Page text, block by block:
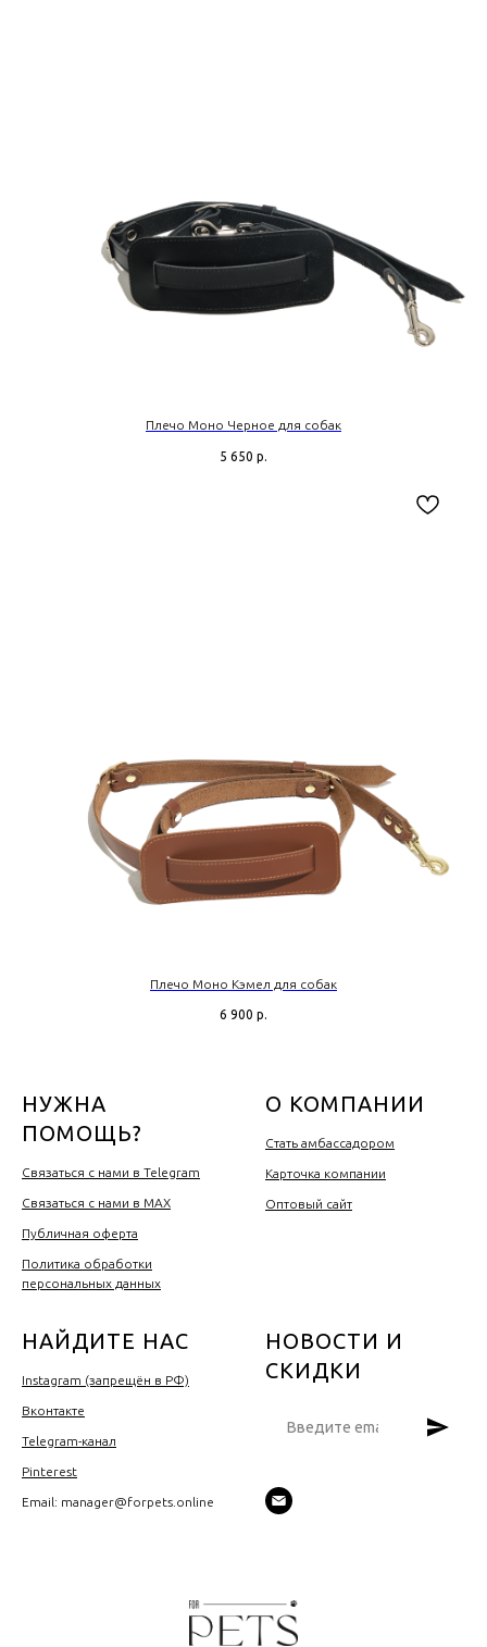
Плечо Моно Черное для собак
5 650 р.
Плечо Моно Кэмел для собак
6 900 р.
НУЖНА
ПОМОЩЬ?
Связаться с нами в Telegram
Связаться с нами в MAX
Публичная оферта
Политика обработки
персональных данных
О КОМПАНИИ
Стать амбассадором
Карточка компании
Оптовый сайт
НАЙДИТЕ НАС
Instagram (запрещён в РФ)
Вконтакте
Telegram-канал
Pinterest
Email: manager@forpets.online
НОВОСТИ И
СКИДКИ